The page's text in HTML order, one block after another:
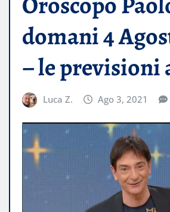
domani 4
– le previsioni
Luca Z. Ago 3, 2021